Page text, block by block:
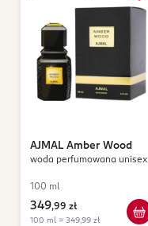
AJMAL Amber Wood
woda perfumowana unisex
100 ml
349,99 zł
100 ml = 349,99 zł